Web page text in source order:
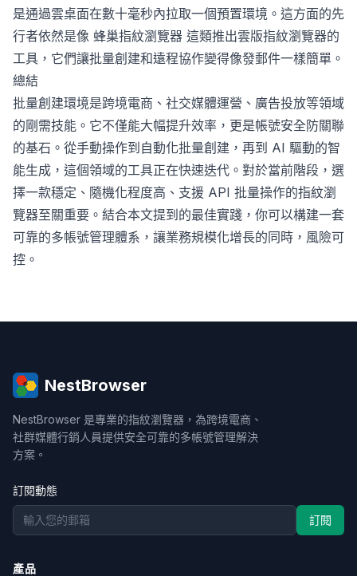
是通過雲桌面在數十毫秒內拉取一個預置環境。這方面的先
行者依然是像 蜂巢指紋瀏覽器 這類推出雲版指紋瀏覽器的
工具，它們讓批量創建和遠程協作變得像發郵件一樣簡單。
總結
批量創建環境是跨境電商、社交媒體運營、廣告投放等領域
的剛需技能。它不僅能大幅提升效率，更是帳號安全防關聯
的基石。從手動操作到自動化批量創建，再到 AI 驅動的智
能生成，這個領域的工具正在快速迭代。對於當前階段，選
擇一款穩定、隨機化程度高、支援 API 批量操作的指紋瀏
覽器至關重要。結合本文提到的最佳實踐，你可以構建一套
可靠的多帳號管理體系，讓業務規模化增長的同時，風險可
控。
NestBrowser
NestBrowser 是專業的指紋瀏覽器，為跨境電商、
社群媒體行銷人員提供安全可靠的多帳號管理解決
方案。
訂閱動態
訂閱
產品